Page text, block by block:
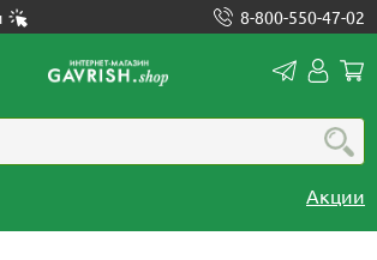
8-800-550-47-02
Акции